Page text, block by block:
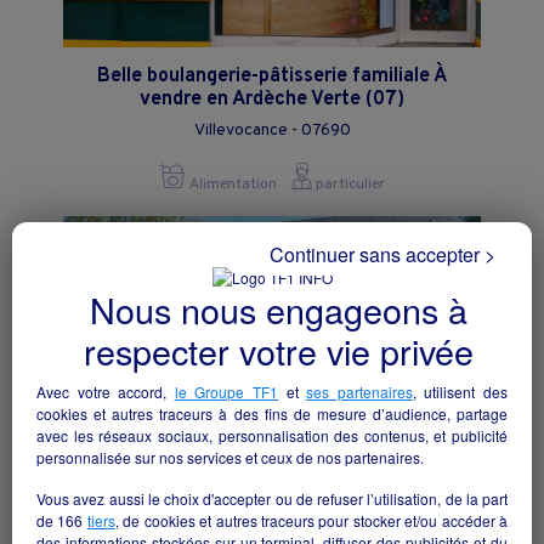
Belle boulangerie-pâtisserie familiale À
vendre en Ardèche Verte (07)
Villevocance - 07690
Alimentation particulier
Nous nous engageons à
respecter votre vie privée
Avec votre accord, le Groupe TF1 etses partenaires, utilisent des
cookies et autres traceurs à des fins de mesure d’audience, partage
avec les réseaux sociaux, personnalisation des contenus, et publicité
personnalisée sur nos services et ceux de nos partenaires.
Vous avez aussi le choix d'accepter ou de refuser l’utilisation, de la part
de 166 tiers, de cookies et autres traceurs pour stocker et/ou accéder à
Continuer sans accepter >